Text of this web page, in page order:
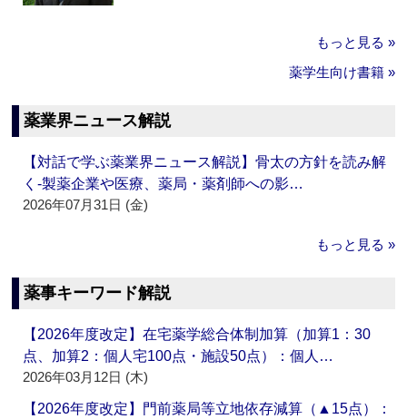
もっと見る »
薬学生向け書籍 »
薬業界ニュース解説
【対話で学ぶ薬業界ニュース解説】骨太の方針を読み解
く‐製薬企業や医療、薬局・薬剤師への影…
2026年07月31日 (金)
もっと見る »
薬事キーワード解説
【2026年度改定】在宅薬学総合体制加算（加算1：30
点、加算2：個人宅100点・施設50点）：個人…
2026年03月12日 (木)
【2026年度改定】門前薬局等立地依存減算（▲15点）：